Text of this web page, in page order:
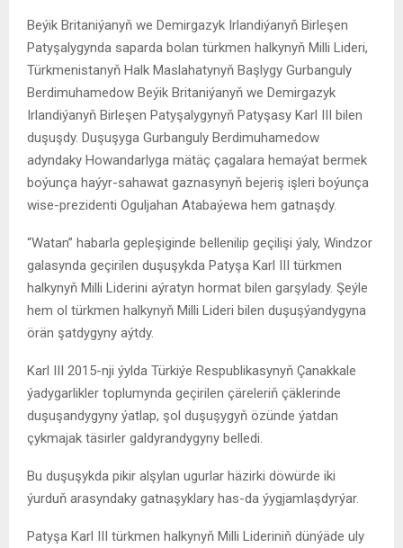
Beýik Britaniýanyň we Demirgazyk Irlandiýanyň Birleşen
Patyşalygynda saparda bolan türkmen halkynyň Milli Lideri,
Türkmenistanyň Halk Maslahatynyň Başlygy Gurbanguly
Berdimuhamedow Beýik Britaniýanyň we Demirgazyk
Irlandiýanyň Birleşen Patyşalygynyň Patyşasy Karl III bilen
duşuşdy. Duşuşyga Gurbanguly Berdimuhamedow
adyndaky Howandarlyga mätäç çagalara hemaýat bermek
boýunça haýyr-sahawat gaznasynyň bejeriş işleri boýunça
wise-prezidenti Oguljahan Atabaýewa hem gatnaşdy.
“Watan” habarla gepleşiginde bellenilip geçilişi ýaly, Windzor
galasynda geçirilen duşuşykda Patyşa Karl III türkmen
halkynyň Milli Liderini aýratyn hormat bilen garşylady. Şeýle
hem ol türkmen halkynyň Milli Lideri bilen duşuşýandygyna
örän şatdygyny aýtdy.
Karl III 2015-nji ýylda Türkiýe Respublikasynyň Çanakkale
ýadygarlikler toplumynda geçirilen çäreleriň çäklerinde
duşuşandygyny ýatlap, şol duşuşygyň özünde ýatdan
çykmajak täsirler galdyrandygyny belledi.
Bu duşuşykda pikir alşylan ugurlar häzirki döwürde iki
ýurduň arasyndaky gatnaşyklary has-da ýygjamlaşdyrýar.
Patyşa Karl III türkmen halkynyň Milli Lideriniň dünýäde uly